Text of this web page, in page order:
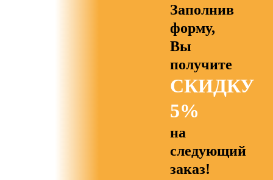
Заполнив
форму,
Вы
получите
СКИДКУ
5%
на
следующий
заказ!